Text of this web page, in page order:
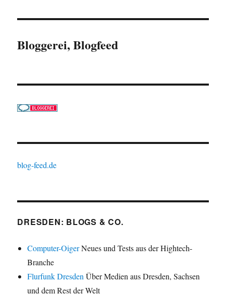
Bloggerei, Blogfeed
blog-feed.de
DRESDEN: BLOGS & CO.
Computer-OigerNeues und Tests aus der Hightech-
Branche
Flurfunk Dresden Über Medien aus Dresden, Sachsen
und dem Rest der Welt